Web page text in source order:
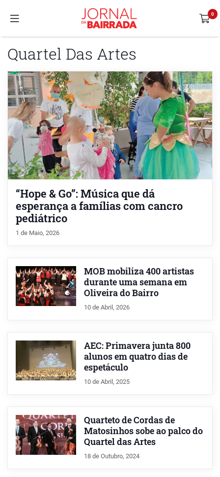
Quartel Das Artes
“Hope & Go”: Música que dá
esperança a famílias com cancro
pediátrico
1 de Maio, 2026
MOB mobiliza 400 artistas
durante uma semana em
Oliveira do Bairro
10 de Abril, 2026
AEC: Primavera junta 800
alunos em quatro dias de
espetáculo
10 de Abril, 2025
Quarteto de Cordas de
Matosinhos sobe ao palco do
Quartel das Artes
18 de Outubro, 2024